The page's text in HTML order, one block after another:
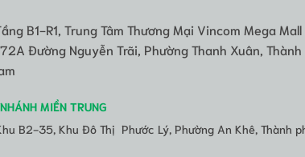
B1-R1, Trung Tâm Thương Mại Vincom Mega
Đường Nguyễn Trãi, Phường Thanh Xuân, Thành
MIỀN TRUNG
B2-35, Khu Đô Thị Phước Lý, Phường An Khê, Thành